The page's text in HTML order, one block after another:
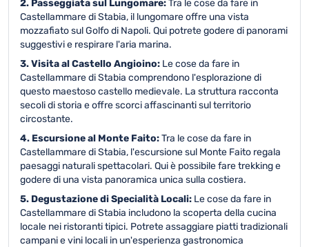
2. Passeggiata sul Lungomare:Tra le cose da fare in
Castellammare di Stabia, il lungomare offre una vista
mozzafiato sul Golfo di Napoli. Qui potrete godere di panorami
suggestivi e respirare l'aria marina.
3. Visita al Castello Angioino: Le cose da fare in
Castellammare di Stabia comprendono l'esplorazione di
questo maestoso castello medievale. La struttura racconta
secoli di storia e offre scorci affascinanti sul territorio
circostante.
4. Escursione al Monte Faito:Tra le cose da fare in
Castellammare di Stabia, l'escursione sul Monte Faito regala
paesaggi naturali spettacolari. Qui è possibile fare trekking e
godere di una vista panoramica unica sulla costiera.
5. Degustazione di Specialità Locali: Le cose da fare in
Castellammare di Stabia includono la scoperta della cucina
locale nei ristoranti tipici. Potrete assaggiare piatti tradizionali
campani e vini locali in un'esperienza gastronomica